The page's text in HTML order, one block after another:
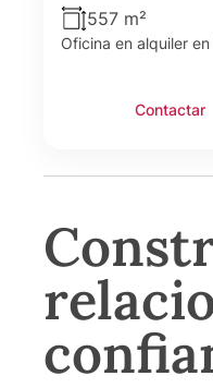
557 m²
Oficina en alquiler
Contactar